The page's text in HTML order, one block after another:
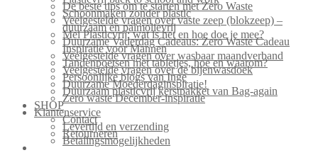
De beste tips om te starten met Zero Waste
Schoonmaken zonder plastic
Veelgestelde vragen over vaste zeep (blokzeep) –
duurzaam en palmolievrij
Mei Plasticvrij: wat is het en hoe doe je mee?
Duurzame Vaderdag Cadeaus: Zero Waste Cadeau
Inspiratie voor Mannen
Veelgestelde vragen over wasbaar maandverband
Tandenpoetsen met tabletjes, hoe en waarom?
Veelgestelde vragen over de bijenwasdoek
Persoonlijke blogs van Inge
Duurzame Moederdaginspiratie!
Duurzaam plasticvrij kerstpakket van Bag-again
Zero waste December-inspiratie
SHOP
Klantenservice
Contact
Levertijd en verzending
Retourneren
Betalingsmogelijkheden